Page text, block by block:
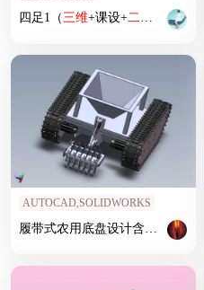
四足1（三维+课设+二维 +电路图）
AUTOCAD,SOLIDWORKS
三维+二维